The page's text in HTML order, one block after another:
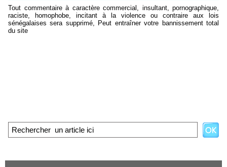
Tout commentaire à caractère commercial, insultant, pornographique,
raciste, homophobe, incitant à la violence ou contraire aux lois
sénégalaises sera supprimé, Peut entraîner votre bannissement total
du site